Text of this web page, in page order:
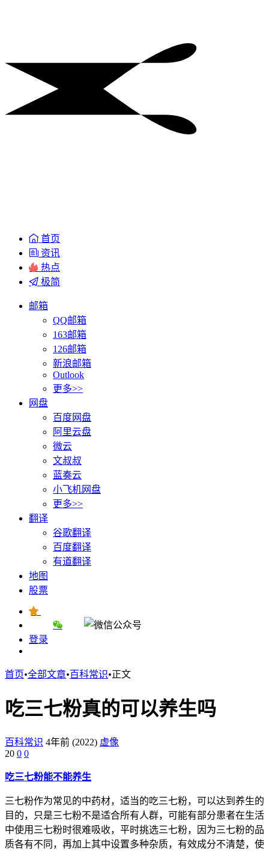
首页
资讯
热点
极简
邮箱
QQ邮箱
163邮箱
126邮箱
新浪邮箱
Outlook
更多>>
网盘
百度网盘
阿里云盘
微云
文叔叔
蓝奏云
小飞机网盘
更多>>
翻译
谷歌翻译
百度翻译
有道翻译
地图
股票
登录
首页•全部文章•百科常识•正文
吃三七粉真的可以养生吗
百科常识 4年前 (2022) 虚像
20 0 0
吃三七粉能不能养生
三七粉作为常见的中药材，适当的吃三七粉，可以达到养生的
目的，只是三七粉不是适合所有人群，可能有部分患者在生活
中使用三七粉时很难吸收，平时挑选三七粉，因为三七粉的品
质各有不同，再加上其中设置多种杂质，有效成分不清楚，使